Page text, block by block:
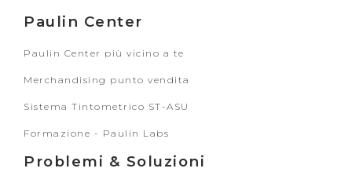
Paulin Center
Paulin Center più vicino a te
Merchandising punto vendita
Sistema Tintometrico ST-ASU
Formazione - Paulin Labs
Problemi & Soluzioni